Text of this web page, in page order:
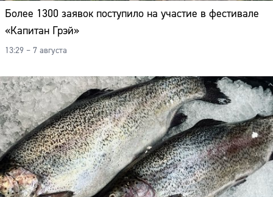
Более 1300 заявок поступило на участие в фестивале
«Капитан Грэй»
13:29 – 7 августа